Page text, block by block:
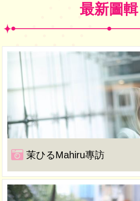
最新圖輯
茉ひるMahiru專訪